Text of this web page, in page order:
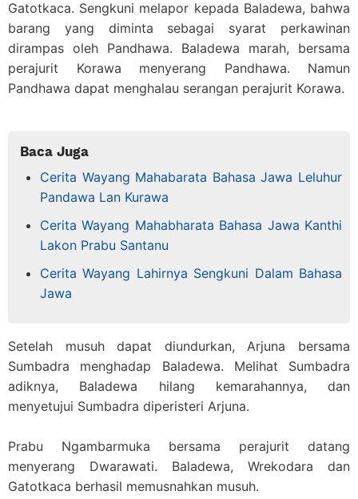
Gatotkaca. Sengkuni melapor kepada Baladewa, bahwa
barang yang diminta sebagai syarat perkawinan
dirampas oleh Pandhawa. Baladewa marah, bersama
perajurit Korawa menyerang Pandhawa. Namun
Pandhawa dapat menghalau serangan perajurit Korawa.
Baca Juga
Cerita Wayang Mahabarata Bahasa Jawa Leluhur
Pandawa Lan Kurawa
Cerita Wayang Mahabharata Bahasa Jawa Kanthi
Lakon Prabu Santanu
Cerita Wayang Lahirnya Sengkuni Dalam Bahasa
Jawa
Setelah musuh dapat diundurkan, Arjuna bersama
Sumbadra menghadap Baladewa. Melihat Sumbadra
adiknya, Baladewa hilang kemarahannya, dan
menyetujui Sumbadra diperisteri Arjuna.
Prabu Ngambarmuka bersama perajurit datang
menyerang Dwarawati. Baladewa, Wrekodara dan
Gatotkaca berhasil memusnahkan musuh.